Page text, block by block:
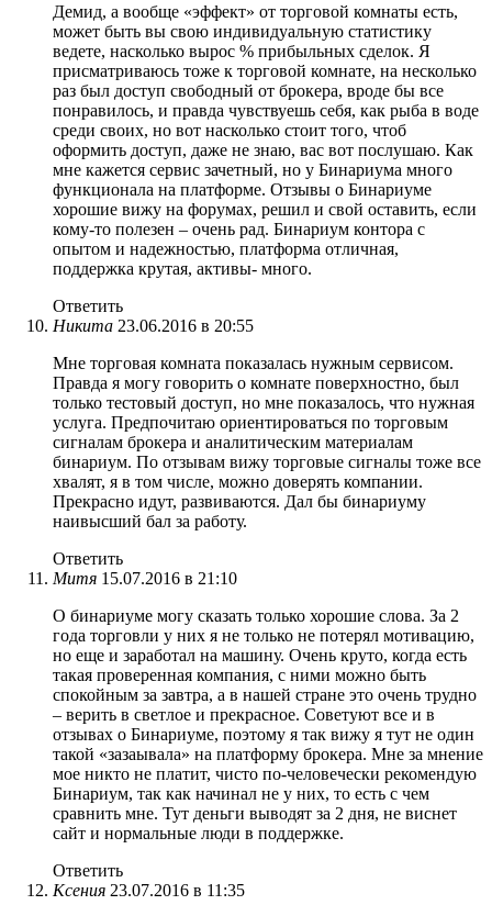
Демид, а вообще «эффект» от торговой комнаты есть,
может быть вы свою индивидуальную статистику
ведете, насколько вырос % прибыльных сделок. Я
присматриваюсь тоже к торговой комнате, на несколько
раз был доступ свободный от брокера, вроде бы все
понравилось, и правда чувствуешь себя, как рыба в воде
среди своих, но вот насколько стоит того, чтоб
оформить доступ, даже не знаю, вас вот послушаю. Как
мне кажется сервис зачетный, но у Бинариума много
функционала на платформе. Отзывы о Бинариуме
хорошие вижу на форумах, решил и свой оставить, если
кому-то полезен – очень рад. Бинариум контора с
опытом и надежностью, платформа отличная,
поддержка крутая, активы- много.
Ответить
Никита 23.06.2016 в 20:55
Мне торговая комната показалась нужным сервисом.
Правда я могу говорить о комнате поверхностно, был
только тестовый доступ, но мне показалось, что нужная
услуга. Предпочитаю ориентироваться по торговым
сигналам брокера и аналитическим материалам
бинариум. По отзывам вижу торговые сигналы тоже все
хвалят, я в том числе, можно доверять компании.
Прекрасно идут, развиваются. Дал бы бинариуму
наивысший бал за работу.
Ответить
Митя 15.07.2016 в 21:10
О бинариуме могу сказать только хорошие слова. За 2
года торговли у них я не только не потерял мотивацию,
но еще и заработал на машину. Очень круто, когда есть
такая проверенная компания, с ними можно быть
спокойным за завтра, а в нашей стране это очень трудно
– верить в светлое и прекрасное. Советуют все и в
отзывах о Бинариуме, поэтому я так вижу я тут не один
такой «зазаывала» на платформу брокера. Мне за мнение
мое никто не платит, чисто по-человечески рекомендую
Бинариум, так как начинал не у них, то есть с чем
сравнить мне. Тут деньги выводят за 2 дня, не виснет
сайт и нормальные люди в поддержке.
Ответить
Ксения 23.07.2016 в 11:35